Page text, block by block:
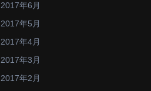
2017年6月
2017年5月
2017年4月
2017年3月
2017年2月